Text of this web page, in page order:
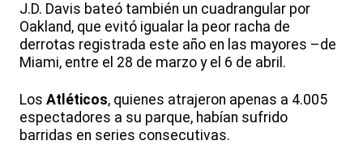
J.D. Davis bateó también un cuadrangular por
Oakland, que evitó igualar la peor racha de
derrotas registrada este año en las mayores –de
Miami, entre el 28 de marzo y el 6 de abril.
Los Atléticos, quienes atrajeron apenas a 4.005
espectadores a su parque, habían sufrido
barridas en series consecutivas.